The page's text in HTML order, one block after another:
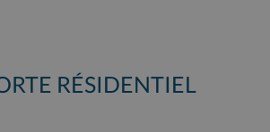
RÉSIDENTIEL